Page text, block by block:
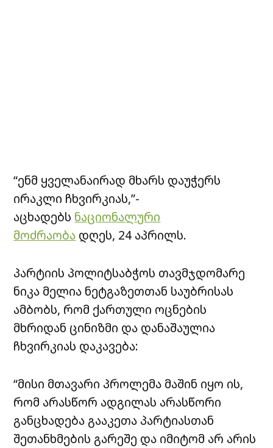
“ენმ ყველანაირად მხარს დაუჭერს
ირაკლი ჩხვირკიას,”-
აცხადებს ნაციონალური
მოძრაობა დღეს, 24 აპრილს.
პარტიის პოლიტსაბჭოს თავმჯდომარე
ნიკა მელია ნეტგაზეთთან საუბრისას
ამბობს, რომ ქართული ოცნების
მხრიდან ცინიზმი და დანაშაულია
ჩხვირკიას დაკავება:
“მისი მთავარი პროლემა მაშინ იყო ის,
რომ არასწორ ადგილას არასწორი
განცხადება გააკეთა პარტიასთან
შეთანხმების გარეშე და იმიტომ არ არის